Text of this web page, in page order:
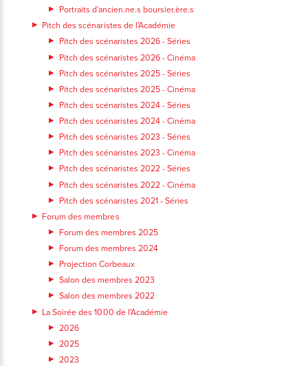
Portraits d'ancien.ne.s boursier.ère.s
Pitch des scénaristes de l'Académie
Pitch des scénaristes 2026 - Séries
Pitch des scénaristes 2026 - Cinéma
Pitch des scénaristes 2025 - Séries
Pitch des scénaristes 2025 - Cinéma
Pitch des scénaristes 2024 - Séries
Pitch des scénaristes 2024 - Cinéma
Pitch des scénaristes 2023 - Séries
Pitch des scénaristes 2023 - Cinéma
Pitch des scénaristes 2022 - Séries
Pitch des scénaristes 2022 - Cinéma
Pitch des scénaristes 2021 - Séries
Forum des membres
Forum des membres 2025
Forum des membres 2024
Projection Corbeaux
Salon des membres 2023
Salon des membres 2022
La Soirée des 1000 de l'Académie
2026
2025
2023